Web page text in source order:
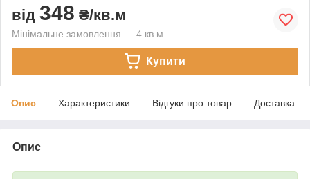
від 348 ₴/кв.м
Мінімальне замовлення — 4 кв.м
Купити
Опис Характеристики Відгуки про товар Доставка
Опис